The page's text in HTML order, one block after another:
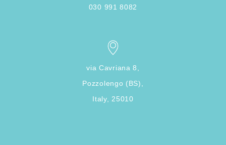
030 991 8082
via Cavriana 8,
Pozzolengo (BS),
Italy, 25010